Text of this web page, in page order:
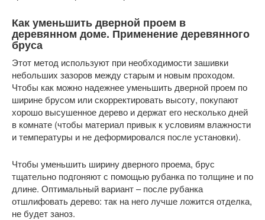
Как уменьшить дверной проем в
деревянном доме. Применение деревянного
бруса
Этот метод используют при необходимости зашивки
небольших зазоров между старым и новым проходом.
Чтобы как можно надежнее уменьшить дверной проем по
ширине брусом или скорректировать высоту, покупают
хорошо высушенное дерево и держат его несколько дней
в комнате (чтобы материал привык к условиям влажности
и температуры и не деформировался после установки).
Чтобы уменьшить ширину дверного проема, брус
тщательно подгоняют с помощью рубанка по толщине и по
длине. Оптимальный вариант – после рубанка
отшлифовать дерево: так на него лучше ложится отделка,
не будет заноз.